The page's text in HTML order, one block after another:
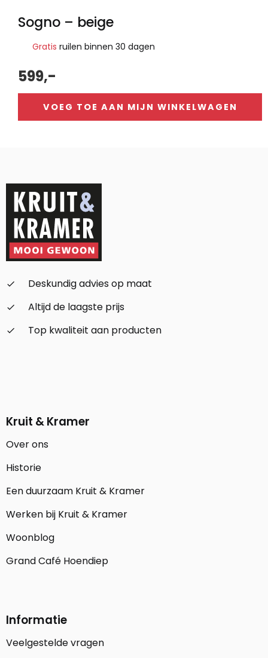
Sogno – beige
Gratis ruilen binnen 30 dagen
599,-
VOEG TOE AAN MIJN WINKELWAGEN
check_small
Deskundig advies op maat
check_small
Altijd de laagste prijs
check_small
Top kwaliteit aan producten
Kruit & Kramer
Over ons
Historie
Een duurzaam Kruit & Kramer
Werken bij Kruit & Kramer
Woonblog
Grand Café Hoendiep
Informatie
Veelgestelde vragen